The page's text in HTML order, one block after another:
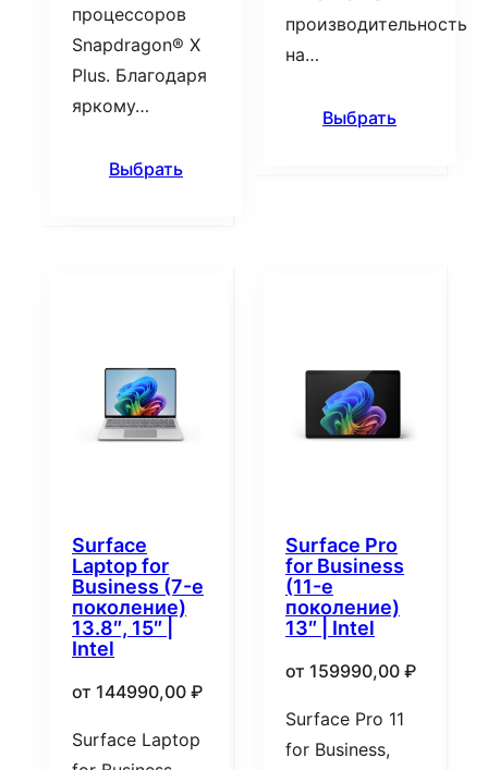
процессоров
Snapdragon® X
Plus. Благодаря
яркому…
Выбрать
производительность
на…
Выбрать
Surface
Laptop for
Business (7-е
поколение)
13.8″, 15″ |
Intel
от 144990,00 ₽
Surface Laptop
Surface Pro
for Business
(11-е
поколение)
13″ | Intel
от 159990,00 ₽
Surface Pro 11
for Business,